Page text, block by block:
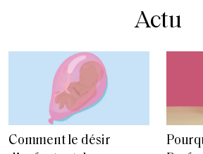
Actu
Comment le désir